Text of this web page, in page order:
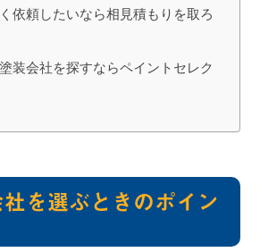
依頼したいなら相見積もりを取ろ
装会社を探すならペイントセレク
を選ぶときのポイン